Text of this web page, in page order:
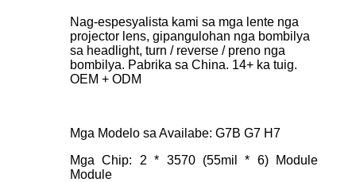
Nag-espesyalista kami sa mga lente nga
projector lens, gipangulohan nga bombilya
sa headlight, turn / reverse / preno nga
bombilya. Pabrika sa China. 14+ ka tuig.
OEM + ODM
Mga Modelo sa Availabe: G7B G7 H7
Mga Chip: 2 * 3570 (55mil * 6) Module
Module